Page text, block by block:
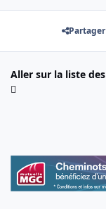
Partager
Aller sur la liste